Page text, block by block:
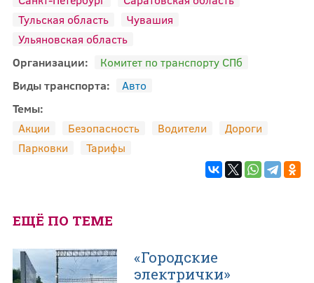
Тульская область
Чувашия
Ульяновская область
Организации:
Комитет по транспорту СПб
Виды транспорта:
Авто
Темы:
Акции
Безопасность Водители
Дороги
Парковки
Тарифы
ЕЩЁ ПО ТЕМЕ
«Городские
электрички»